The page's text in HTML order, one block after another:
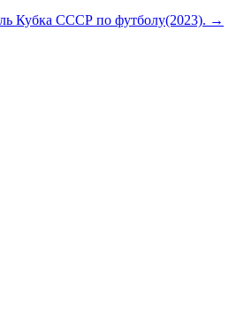
Кубка СССР по футболу(2023). →